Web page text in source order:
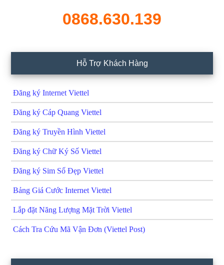
0868.630.139
Hỗ Trợ Khách Hàng
Đăng ký Internet Viettel
Đăng ký Cáp Quang Viettel
Đăng ký Truyền Hình Viettel
Đăng ký Chữ Ký Số Viettel
Đăng ký Sim Số Đẹp Viettel
Bảng Giá Cước Internet Viettel
Lắp đặt Năng Lượng Mặt Trời Viettel
Cách Tra Cứu Mã Vận Đơn (Viettel Post)